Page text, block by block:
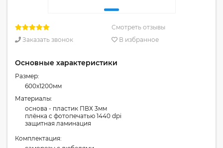
Смотреть отзывы
Заказать звонок
В избранное
Основные характеристики
Размер:
600x1200мм
Материалы:
основа - пластик ПВХ 3мм
плёнка с фотопечатью 1440 dpi
защитная ламинация
Комплектация: